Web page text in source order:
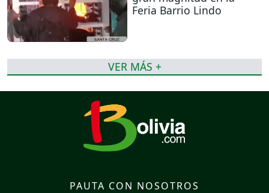
Feria Barrio Lindo
VER MÁS +
PAUTA CON NOSOTROS